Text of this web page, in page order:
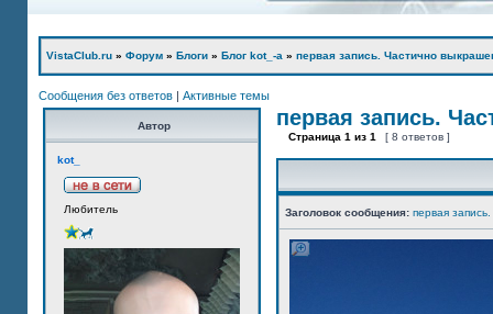
VistaClub.ru » Форум » Блоги » Блог kot_-а » первая запись. Частично
Сообщения без ответов | Активные темы
Автор
kot_
Любитель
первая запись.
Страница 1 из 1 [ 8 ответов ]
Заголовок сообщения: первая